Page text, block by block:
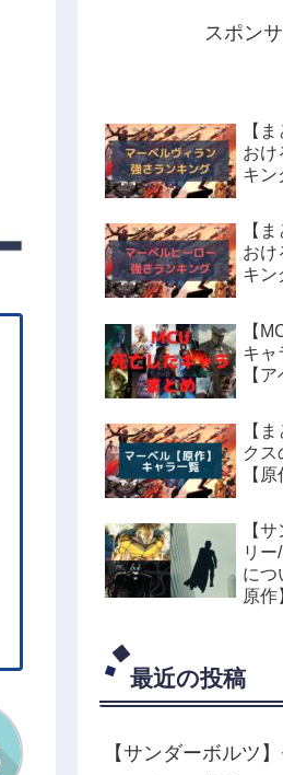
スポン
【
おけ
キン
【
おけ
キン
【
キャ
【
【
クス
【原
【
リ
につ
原作
最近の投稿
【サンダーボルツ